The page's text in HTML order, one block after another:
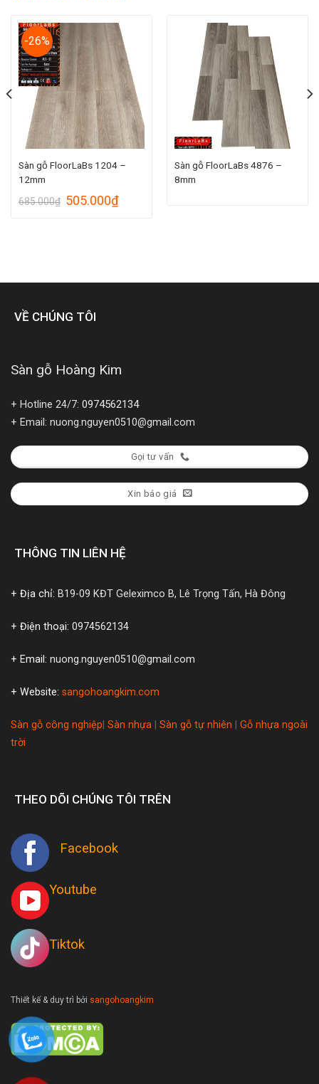
-26%
Sàn gỗ FloorLaBs 1204 –
12mm
685.000₫ 505.000₫
Sàn gỗ FloorLaBs 4876 –
8mm
VỀ CHÚNG TÔI
Sàn gỗ Hoàng Kim
+ Hotline 24/7: 0974562134
+ Email: nuong.nguyen0510@gmail.com
Gọi tư vấn
Xin báo giá
THÔNG TIN LIÊN HỆ
+ Địa chỉ: B19-09 KĐT Geleximco B, Lê Trọng Tấn, Hà Đông
+ Điện thoại: 0974562134
+ Email: nuong.nguyen0510@gmail.com
+ Website: sangohoangkim.com
Sàn gỗ công nghiệp Sàn nhựa Sàn gỗ tự nhiên
Gỗ nhựa ngoài
trời
THEO DÕI CHÚNG TÔI TRÊN
Facebook
Youtube
Tiktok
Thiết kế & duy trì bởi sangohoangkim